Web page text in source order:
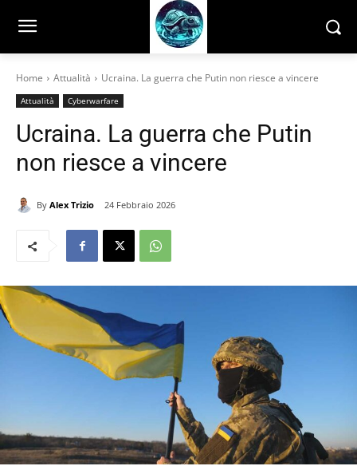
Home Attualità Ucraina. La guerra che Putin non riesce a vincere
Attualità Cyberwarfare
Ucraina. La guerra che Putin
non riesce a vincere
By Alex Trizio 24 Febbraio 2026